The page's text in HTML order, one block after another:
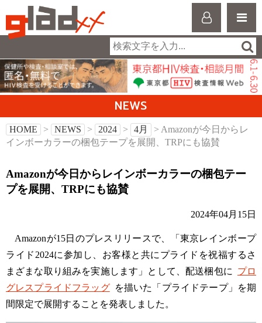
NEWS
HOME > NEWS > 2024 > 4月
> Amazonが今日からレ
インボーカラーの梱包テープを展開、TRPにも協賛
Amazonが今日からレインボーカラーの梱包テー
プを展開、TRPにも協賛
2024年04月15日
Amazonが15日のプレスリリースで、「東京レインボープ
ライド2024に参加し、お客様と共にプライドを祝福するさ
まざまな取り組みを実施します」として、配送梱包に
プロ
グレスプライドフラッグ
を描いた「プライドテープ」を期
間限定で展開することを発表しました。